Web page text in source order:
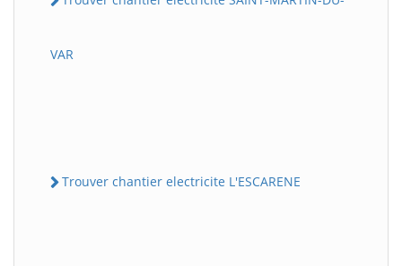
VAR
Trouver chantier electricite L'ESCARENE